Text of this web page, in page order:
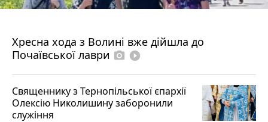
Хресна хода з Волині вже дійшла до
Почаївської лаври photo_camera play_circle_filled
Священнику з Тернопільської єпархії
Олексію Николишину заборонили
служіння